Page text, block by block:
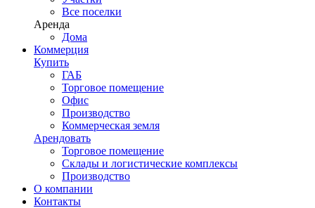
Все поселки
Аренда
Дома
Коммерция
Купить
ГАБ
Торговое помещение
Офис
Производство
Коммерческая земля
Арендовать
Торговое помещение
Склады и логистические комплексы
Производство
О компании
Контакты